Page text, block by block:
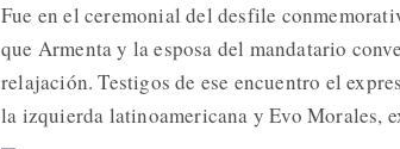
Fue en el ceremonial del desfile
que Armenta y la esposa del mandatario
relajación. Testigos de ese encuentro el
la izquierda latinoamericana y Evo Morales,